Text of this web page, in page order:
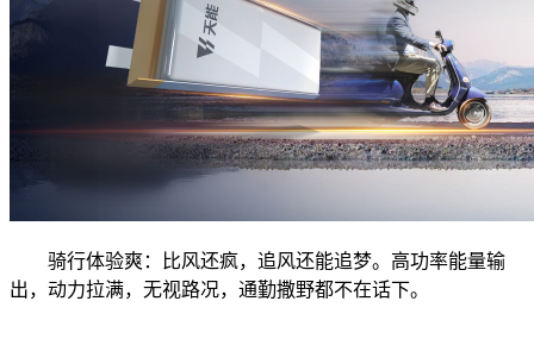
骑行体验爽：比风还疯，追风还能追梦。高功率能量输
出，动力拉满，无视路况，通勤撒野都不在话下。